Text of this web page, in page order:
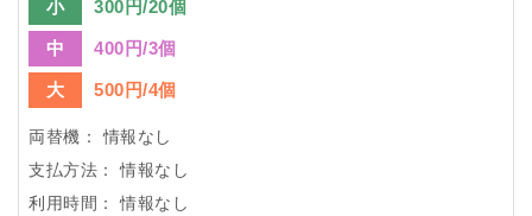
小 300円/20個
中 400円/3個
大 500円/4個
両替機：
情報なし
支払方法：
情報なし
利用時間：
情報なし